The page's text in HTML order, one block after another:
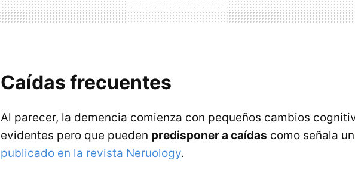
Caídas frecuentes
Al parecer, la demencia comienza con pequeños cambios
evidentes pero que pueden predisponer a caídas como señala un
publicado en la revista Neruology.